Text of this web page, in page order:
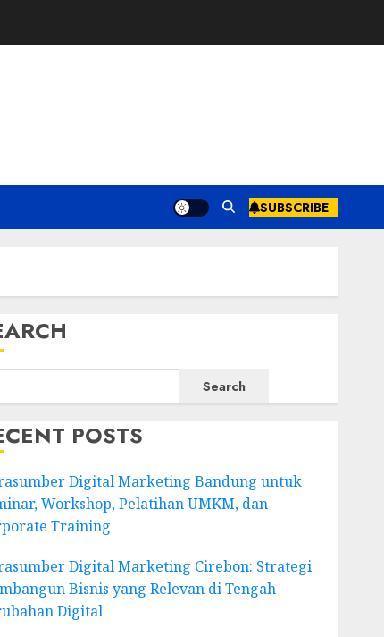
SUBSCRIBE
Search
POSTS
Digital Marketing Bandung untuk
Workshop, Pelatihan UMKM, dan
Training
Digital Marketing Cirebon: Strategi
Bisnis yang Relevan di Tengah
Digital